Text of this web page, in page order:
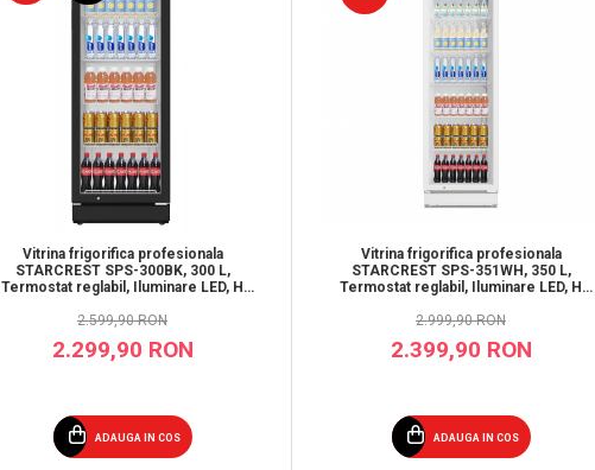
Vitrina frigorifica profesionala
STARCREST SPS-300BK, 300 L,
Termostat reglabil, Iluminare LED, H
2.599,90 RON
2.299,90 RON
ADAUGA IN COS
Vitrina frigorifica profesionala
STARCREST SPS-351WH, 350 L,
Termostat reglabil, Iluminare LED, H
2.999,90 RON
2.399,90 RON
ADAUGA IN COS